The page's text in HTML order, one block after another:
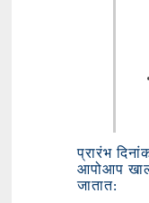
प्रारंभ
आपोआप
जातात: